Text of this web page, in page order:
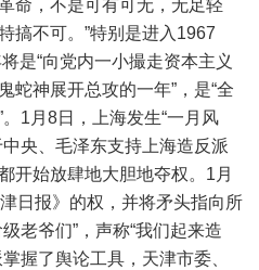
命，不是可有可无，无足轻
搞不可。”特别是进入1967
是“向党内一小撮走资本主义
蛇神展开总攻的一年”，是“全
1月8日，上海发生“一月风
央、毛泽东支持上海造反派
开始放肆地大胆地夺权。1月
日报》的权，并将矛头指向所
老爷们”，声称“我们起来造
握了舆论工具，天津市委、